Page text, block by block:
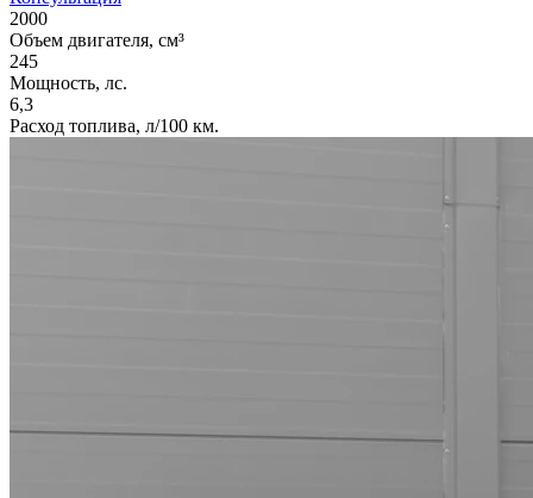
2000
Объем двигателя, см³
245
Мощность, лс.
6,3
Расход топлива, л/100 км.